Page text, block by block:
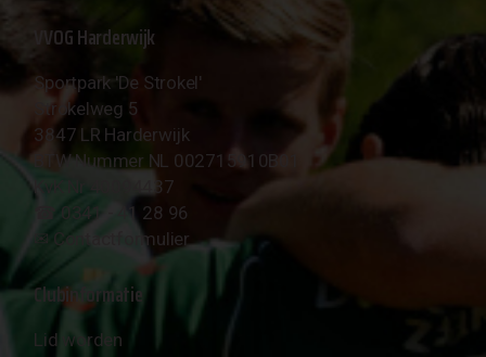
VVOG Harderwijk
Sportpark 'De Strokel'
Strokelweg 5
3847 LR Harderwijk
BTW Nummer NL 002715910B01
KvK Nr 40094437
☎︎ 0341 - 41 28 96
✉︎ Contactformulier
Clubinformatie
Lid worden